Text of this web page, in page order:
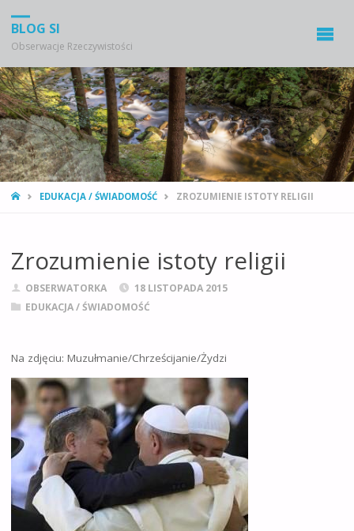
BLOG SI
Obserwacje Rzeczywistości
STRONA
EDUKACJA / ŚWIADOMOŚĆ ZROZUMIENIE ISTOTY RELIGII
Zrozumienie istoty religii
OBSERWATORKA
18 LISTOPADA 2015
EDUKACJA / ŚWIADOMOŚĆ
Na zdjęciu: Muzułmanie/Chrześcijanie/Żydzi